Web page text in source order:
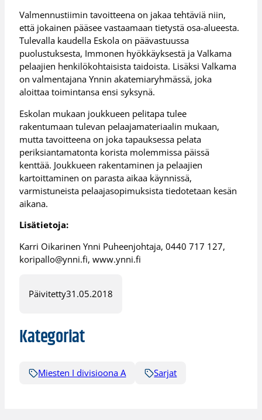
Valmennustiimin tavoitteena on jakaa tehtäviä niin,
että jokainen pääsee vastaamaan tietystä osa-alueesta.
Tulevalla kaudella Eskola on päävastuussa
puolustuksesta, Immonen hyökkäyksestä ja Valkama
pelaajien henkilökohtaisista taidoista. Lisäksi Valkama
on valmentajana Ynnin akatemiaryhmässä, joka
aloittaa toimintansa ensi syksynä.
Eskolan mukaan joukkueen pelitapa tulee
rakentumaan tulevan pelaajamateriaalin mukaan,
mutta tavoitteena on joka tapauksessa pelata
periksiantamatonta korista molemmissa päissä
kenttää. Joukkueen rakentaminen ja pelaajien
kartoittaminen on parasta aikaa käynnissä,
varmistuneista pelaajasopimuksista tiedotetaan kesän
aikana.
Lisätietoja:
Karri Oikarinen Ynni Puheenjohtaja, 0440 717 127,
koripallo@ynni.fi, www.ynni.fi
Päivitetty31.05.2018
Kategoriat
Miesten I divisioona A Sarjat